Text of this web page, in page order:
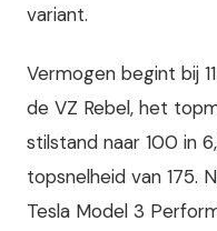
variant.
Vermogen begint bij
de VZ Rebel, het
stilstand naar 100 in
topsnelheid van 175.
Tesla Model 3